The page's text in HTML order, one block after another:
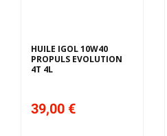
HUILE IGOL 10W40
PROPULS EVOLUTION
4T 4L
39,00 €